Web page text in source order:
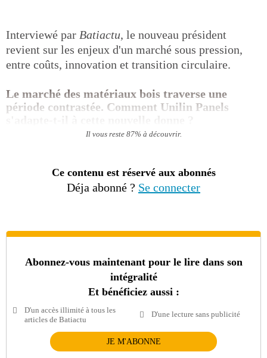
Interviewé par Batiactu, le nouveau président
revient sur les enjeux d'un marché sous pression,
entre coûts, innovation et transition circulaire.
Le marché des matériaux bois traverse une
période contrastée. Comment Unilin Panels
Il vous reste 87% à découvrir.
Ce contenu est réservé aux abonnés
Déja abonné ? Se connecter
Abonnez-vous maintenant pour le lire dans son
intégralité
Et bénéficiez aussi :
D'un accès illimité à tous les
articles de Batiactu
D'une lecture sans publicité
JE M'ABONNE